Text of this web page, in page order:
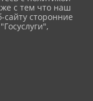
с тем что наш
сторонние